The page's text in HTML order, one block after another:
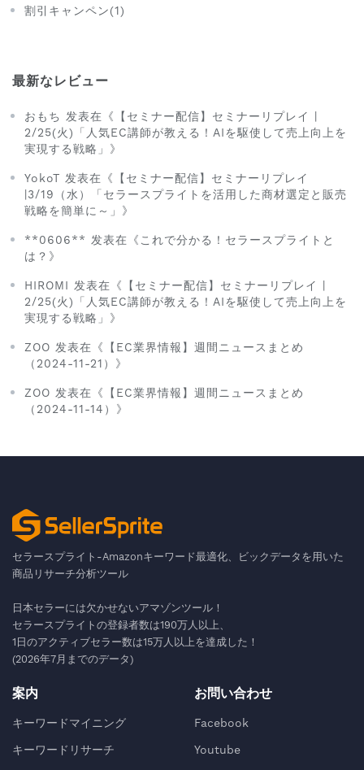
割引キャンペン(1)
最新なレビュー
おもち 发表在《【セミナー配信】セミナーリプレイ |
2/25(火)「人気EC講師が教える！AIを駆使して売上向上を
実現する戦略」》
YokoT 发表在《【セミナー配信】セミナーリプレイ
|3/19（水）「セラースプライトを活用した商材選定と販売
戦略を簡単に～」》
**0606** 发表在《これで分かる！セラースプライトと
は？》
HIROMI 发表在《【セミナー配信】セミナーリプレイ |
2/25(火)「人気EC講師が教える！AIを駆使して売上向上を
実現する戦略」》
ZOO 发表在《【EC業界情報】週間ニュースまとめ
（2024-11-21）》
ZOO 发表在《【EC業界情報】週間ニュースまとめ
（2024-11-14）》
セラースプライト-Amazonキーワード最適化、ビックデータを用いた
商品リサーチ分析ツール
日本セラーには欠かせないアマゾンツール！
セラースプライトの登録者数は190万人以上、
1日のアクティブセラー数は15万人以上を達成した！
(2026年7月までのデータ)
案内
キーワードマイニング
キーワードリサーチ
お問い合わせ
Facebook
Youtube